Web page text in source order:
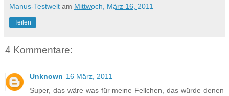
Manus-Testwelt am Mittwoch, März 16, 2011
Teilen
4 Kommentare:
Unknown 16 März, 2011
Super, das wäre was für meine Fellchen, das würde denen